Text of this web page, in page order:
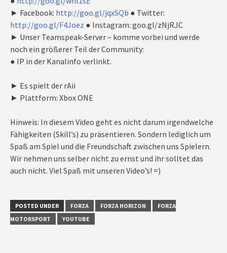
► Facebook: http://goo.gl/jqxSQb ● Twitter:
http://goo.gl/F4Joez ● Instagram: goo.gl/zNjRJC
► Unser Teamspeak-Server – komme vorbei und werde
noch ein größerer Teil der Community:
● IP in der Kanalinfo verlinkt.
► Es spielt der rAii
► Plattform: Xbox ONE
Hinweis: In diesem Video geht es nicht darum irgendwelche
Fähigkeiten (Skill’s) zu präsentieren. Sondern lediglich um
Spaß am Spiel und die Freundschaft zwischen uns Spielern.
Wir nehmen uns selber nicht zu ernst und ihr solltet das
auch nicht. Viel Spaß mit unseren Video’s! =)
POSTED UNDER FORZA FORZA HORIZON
FORZA
MOTORSPORT
YOUTUBE